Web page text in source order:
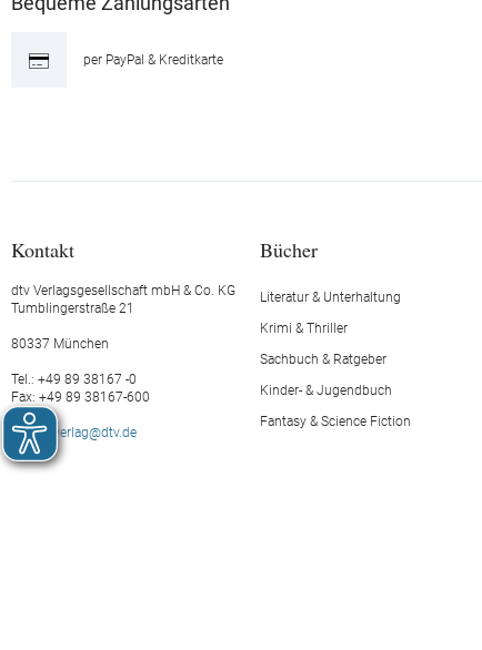
per PayPal & Kreditkarte
Kontakt
dtv Verlagsgesellschaft mbH & Co. KG
Tumblingerstraße 21
80337 München
Tel.: +49 89 38167 -0
Fax: +49 89 38167-600
E-Mail: verlag@dtv.de
Bücher
Literatur & Unterhaltung
Krimi & Thriller
Sachbuch & Ratgeber
Kinder- & Jugendbuch
Fantasy & Science Fiction